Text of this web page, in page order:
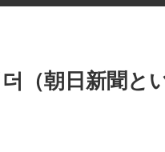
（朝日新聞と